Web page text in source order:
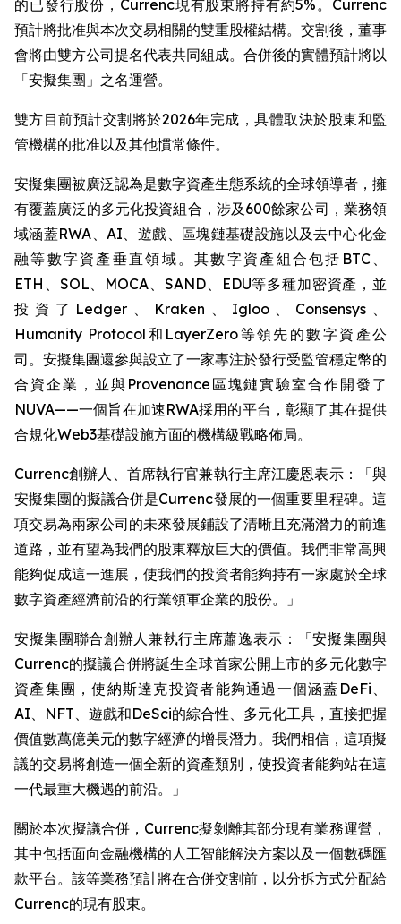
的已發行股份，Currenc現有股東將持有約5%。Currenc
預計將批准與本次交易相關的雙重股權結構。交割後，董事
會將由雙方公司提名代表共同組成。合併後的實體預計將以
「安擬集團」之名運營。
雙方目前預計交割將於2026年完成，具體取決於股東和監
管機構的批准以及其他慣常條件。
安擬集團被廣泛認為是數字資產生態系統的全球領導者，擁
有覆蓋廣泛的多元化投資組合，涉及600餘家公司，業務領
域涵蓋RWA、AI、遊戲、區塊鏈基礎設施以及去中心化金
融等數字資產垂直領域。其數字資產組合包括BTC、
ETH、SOL、MOCA、SAND、EDU等多種加密資產，並
投資了Ledger、Kraken、Igloo、Consensys、
Humanity Protocol和LayerZero等領先的數字資產公
司。安擬集團還參與設立了一家專注於發行受監管穩定幣的
合資企業，並與Provenance區塊鏈實驗室合作開發了
NUVA——一個旨在加速RWA採用的平台，彰顯了其在提供
合規化Web3基礎設施方面的機構級戰略佈局。
Currenc創辦人、首席執行官兼執行主席江慶恩表示：「與
安擬集團的擬議合併是Currenc發展的一個重要里程碑。這
項交易為兩家公司的未來發展鋪設了清晰且充滿潛力的前進
道路，並有望為我們的股東釋放巨大的價值。我們非常高興
能夠促成這一進展，使我們的投資者能夠持有一家處於全球
數字資產經濟前沿的行業領軍企業的股份。」
安擬集團聯合創辦人兼執行主席蕭逸表示：「安擬集團與
Currenc的擬議合併將誕生全球首家公開上市的多元化數字
資產集團，使納斯達克投資者能夠通過一個涵蓋DeFi、
AI、NFT、遊戲和DeSci的綜合性、多元化工具，直接把握
價值數萬億美元的數字經濟的增長潛力。我們相信，這項擬
議的交易將創造一個全新的資產類別，使投資者能夠站在這
一代最重大機遇的前沿。」
關於本次擬議合併，Currenc擬剝離其部分現有業務運營，
其中包括面向金融機構的人工智能解決方案以及一個數碼匯
款平台。該等業務預計將在合併交割前，以分拆方式分配給
Currenc的現有股東。